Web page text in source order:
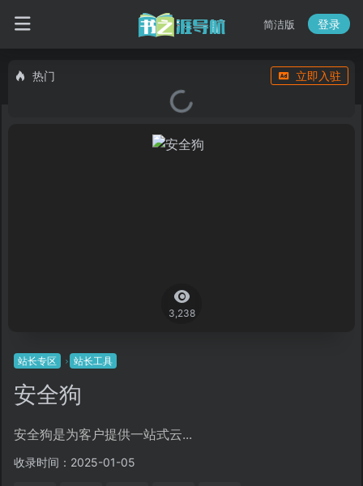
简洁版 登录
热门 立即入驻
3,238
站长专区 站长工具
安全狗
安全狗是为客户提供一站式云...
收录时间：2025-01-05